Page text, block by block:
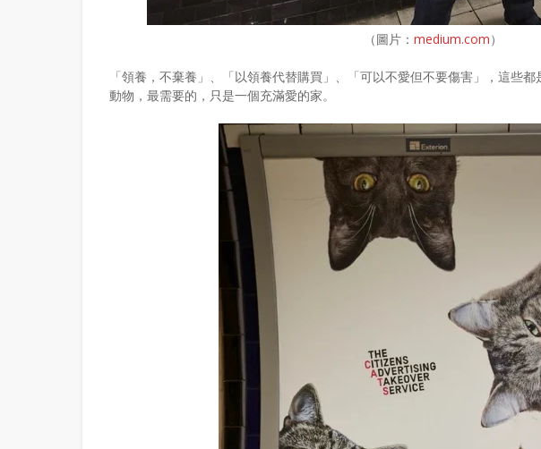
（圖片：medium.com）
「領養，不棄養」、「以領養代替購買」、「可以不愛但不要傷害」，這些
動物，最需要的，只是一個充滿愛的家。